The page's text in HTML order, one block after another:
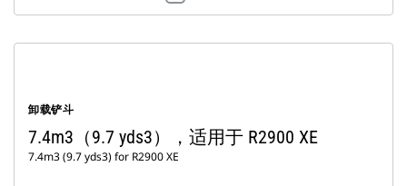
卸载铲斗
7.4m3（9.7 yds3），适用于 R2900 XE
7.4m3 (9.7 yds3) for R2900 XE